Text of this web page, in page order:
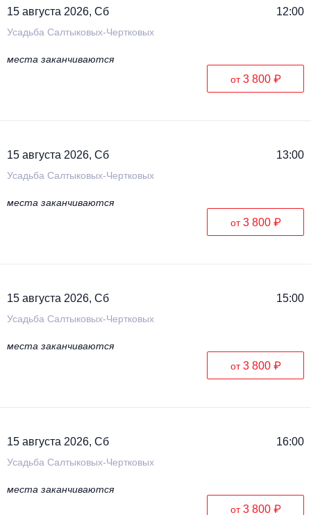
15 августа 2026, Сб 12:00
Усадьба Салтыковых-Чертковых
места заканчиваются
от3 800 ₽
15 августа 2026, Сб 13:00
Усадьба Салтыковых-Чертковых
места заканчиваются
от3 800 ₽
15 августа 2026, Сб 15:00
Усадьба Салтыковых-Чертковых
места заканчиваются
от3 800 ₽
15 августа 2026, Сб 16:00
Усадьба Салтыковых-Чертковых
места заканчиваются
от3 800 ₽